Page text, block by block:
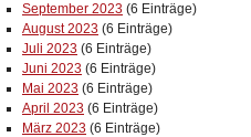
September 2023 (6 Einträge)
August 2023 (6 Einträge)
Juli 2023 (6 Einträge)
Juni 2023 (6 Einträge)
Mai 2023 (6 Einträge)
April 2023 (6 Einträge)
März 2023 (6 Einträge)